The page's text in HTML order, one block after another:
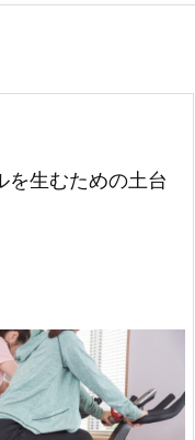
を生むための土台